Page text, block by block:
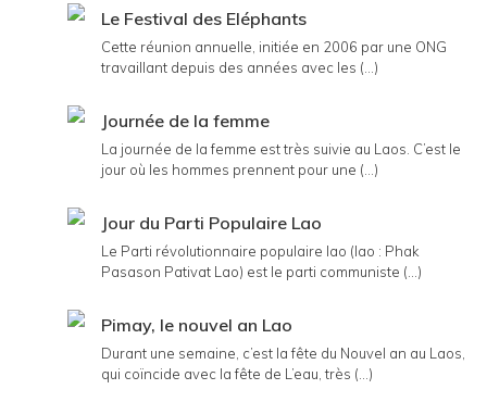
Le Festival des Eléphants
Cette réunion annuelle, initiée en 2006 par une ONG
travaillant depuis des années avec les (...)
Journée de la femme
La journée de la femme est très suivie au Laos. C’est le
jour où les hommes prennent pour une (...)
Jour du Parti Populaire Lao
Le Parti révolutionnaire populaire lao (lao : Phak
Pasason Pativat Lao) est le parti communiste (...)
Pimay, le nouvel an Lao
Durant une semaine, c’est la fête du Nouvel an au Laos,
qui coïncide avec la fête de L’eau, très (...)